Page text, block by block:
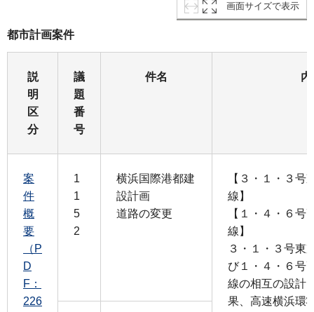
画面サイズで表示
都市計画案件
説
明
区
分
議
題
番
号
件名
案
件
概
要
（P
D
F：
226
1
1
5
2
横浜国際港都建
設計画
道路の変更
【３・１・３号
線】
【１・４・６号
線】
３・１・３号東
び１・４・６号
線の相互の設計
果、高速横浜環